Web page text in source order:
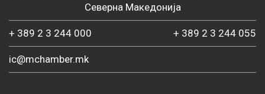
Северна Македонија
+ 389 2 3 244 000 + 389 2 3 244 055
ic@mchamber.mk